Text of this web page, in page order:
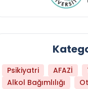
Psikiyatri AFAZİ
Alkol Bağımlılığı